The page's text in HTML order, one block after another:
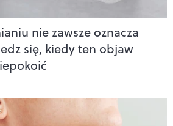
nie zawsze oznacza
się, kiedy ten objaw